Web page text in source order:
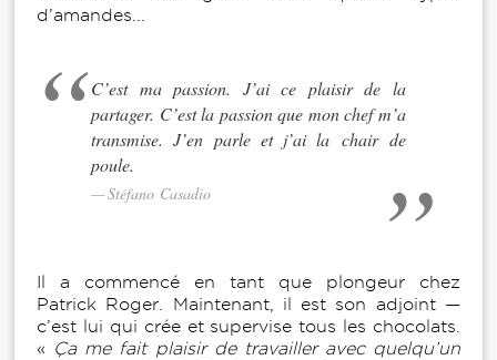
d’amandes...
C’est ma passion. J’ai ce plaisir de la
partager. C’est la passion que mon chef m’a
transmise. J’en parle et j’ai la chair de
poule.
Stéfano Casadio
Il a commencé en tant que plongeur chez
Patrick Roger. Maintenant, il est son adjoint —
c’est lui qui crée et supervise tous les chocolats.
« Ça me fait plaisir de travailler avec quelqu’un